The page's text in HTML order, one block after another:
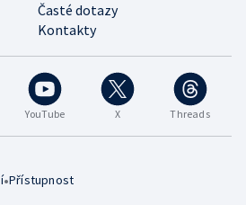
YouTube X Threads
Časté dotazy
Kontakty
•Přístupnost